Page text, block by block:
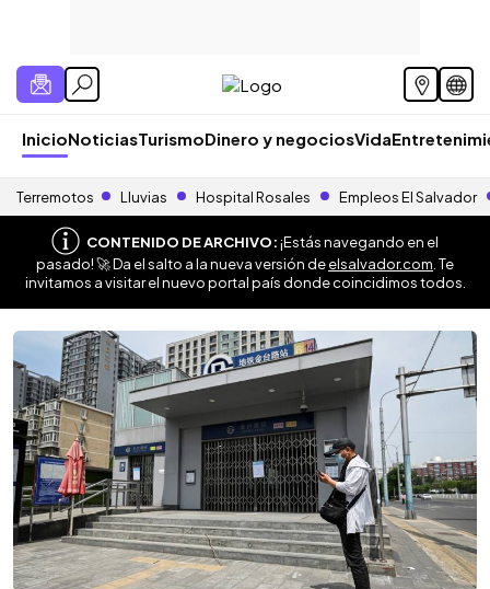
InicioNoticiasTurismoDinero y negociosVida
Terremotos Lluvias Hospital Rosales Empleos El Salvador
CONTENIDO DE ARCHIVO:¡Estás navegando en el
pasado! 🚀 Da el salto a la nueva versión deelsalvador.com . Te
invitamos a visitar el nuevo portal país donde coincidimos todos.